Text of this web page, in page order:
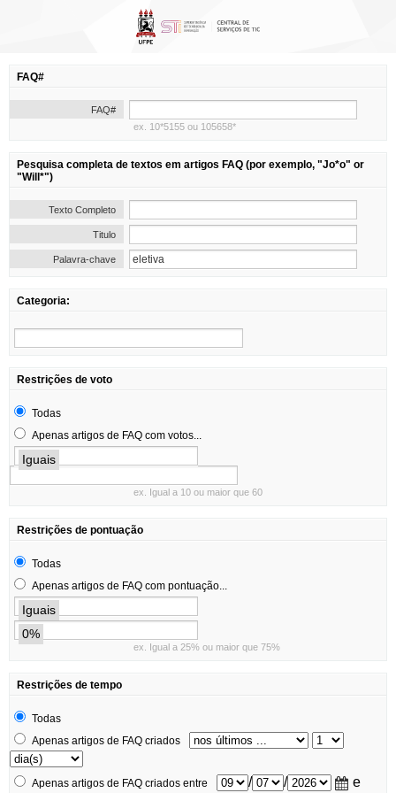
FAQ#
FAQ#
ex. 10*5155 ou 105658*
Pesquisa completa de textos em artigos FAQ (por exemplo, "Jo*o" or
"Will*")
Texto Completo
Titulo
Palavra-chave
Categoria:
Restrições de voto
Todas
Apenas artigos de FAQ com votos...
Iguais
ex. Igual a 10 ou maior que 60
Restrições de pontuação
Todas
Apenas artigos de FAQ com pontuação...
Iguais
0%
ex. Igual a 25% ou maior que 75%
Restrições de tempo
Todas
Apenas artigos de FAQ criados
Apenas artigos de FAQ criados entre / / e